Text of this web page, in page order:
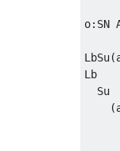
Lb
Su